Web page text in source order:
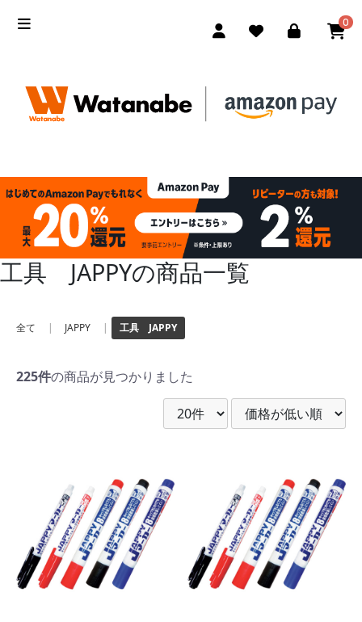
0
工具 JAPPYの商品一覧
全て | JAPPY | 工具 JAPPY
225件の商品が見つかりました